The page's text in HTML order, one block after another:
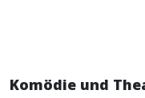
Komödie und